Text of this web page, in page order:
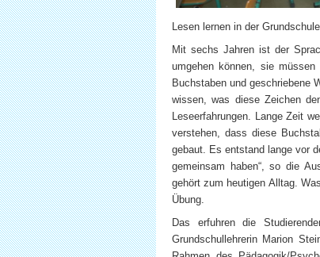
Lesen lernen in der
Mit sechs Jahren ist der
umgehen können, sie
Buchstaben und geschriebene
wissen, was diese Zeichen
Leseerfahrungen. Lange Zeit
verstehen, dass diese
gebaut. Es entstand lange vor
gemeinsam haben“, so die
gehört zum heutigen Alltag.
Übung.
Das erfuhren die
Grundschullehrerin Marion